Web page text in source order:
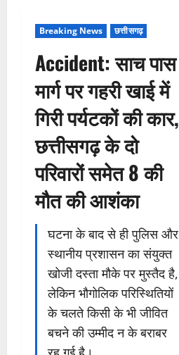
Breaking News छत्तीसगढ़
Accident: साच पास
मार्ग पर गहरी खाई में
गिरी पर्यटकों की कार,
छत्तीसगढ़ के दो
परिवारों समेत 8 की
मौत की आशंका
घटना के बाद से ही पुलिस और
स्थानीय प्रशासन का संयुक्त
खोजी दस्ता मौके पर मुस्तैद है,
लेकिन भौगोलिक परिस्थितियों
के चलते किसी के भी जीवित
बचने की उम्मीद न के बराबर